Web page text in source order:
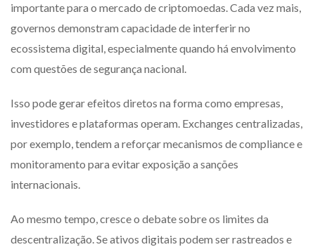
importante para o mercado de criptomoedas. Cada vez mais,
governos demonstram capacidade de interferir no
ecossistema digital, especialmente quando há envolvimento
com questões de segurança nacional.
Isso pode gerar efeitos diretos na forma como empresas,
investidores e plataformas operam. Exchanges centralizadas,
por exemplo, tendem a reforçar mecanismos de compliance e
monitoramento para evitar exposição a sanções
internacionais.
Ao mesmo tempo, cresce o debate sobre os limites da
descentralização. Se ativos digitais podem ser rastreados e